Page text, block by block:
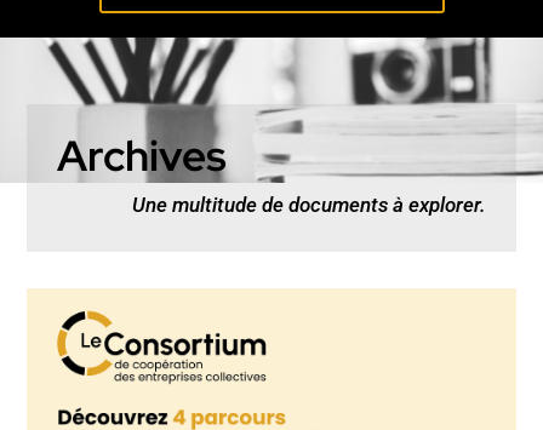
Archives
Une multitude de documents à explorer.